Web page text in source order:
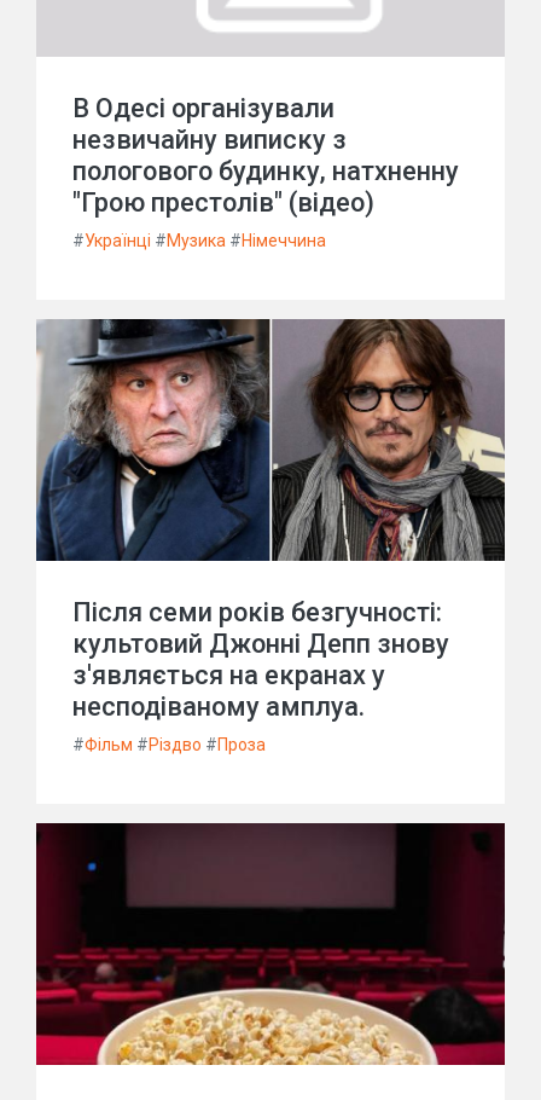
В Одесі організували
незвичайну виписку з
пологового будинку, натхненну
"Грою престолів" (відео)
#Українці #Музика #Німеччина
Після семи років безгучності:
культовий Джонні Депп знову
з'являється на екранах у
несподіваному амплуа.
#Фільм #Різдво #Проза